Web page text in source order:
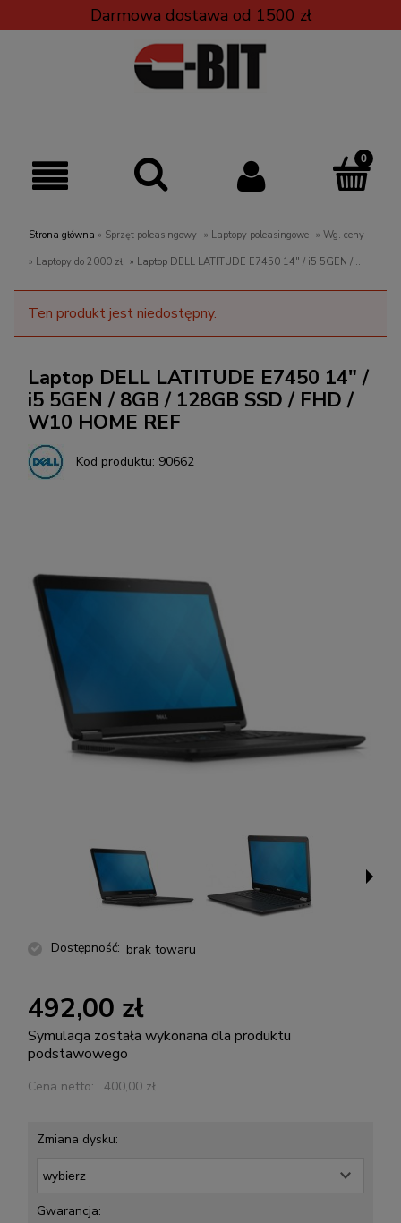
Darmowa dostawa od 1500 zł
Strona główna » Sprzęt poleasingowy » Laptopy poleasingowe » Wg. ceny
» Laptopy do 2000 zł » Laptop DELL LATITUDE E7450 14" / i5 5GEN /
8GB / 128GB SSD / FHD / W10 HOME REF
Ten produkt jest niedostępny.
Laptop DELL LATITUDE E7450 14" /
i5 5GEN / 8GB / 128GB SSD / FHD /
W10 HOME REF
Kod produktu: 90662
Dostępność: brak towaru
492,00 zł
Symulacja została wykonana dla produktu
podstawowego
Cena netto: 400,00 zł
Zmiana dysku:
Gwarancja: